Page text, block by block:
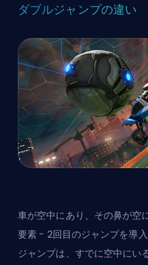
ダブルジャンプの違い
車が空中にあり、その鼻が空
要素 - 2回目のジャンプを導
ジャンプは、すでに空中にい